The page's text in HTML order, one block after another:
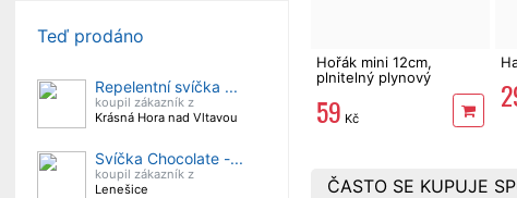
Teď prodáno
Repelentní svíčka ...
koupil zákazník z
Krásná Hora nad Vltavou
Svíčka Chocolate -...
koupil zákazník z
Lenešice
Hořák mini 12cm,
plnitelný plynový
59 Kč
ČASTO SE KUPUJE